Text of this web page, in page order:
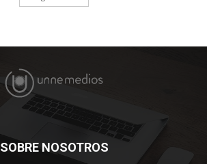
SOBRE NOSOTROS